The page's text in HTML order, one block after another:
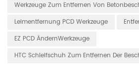
Werkzeuge Zum Entfernen Von
Leimentfernung PCD Werkzeuge
EZ PCD ÄndernWerkzeuge
HTC Schleifschuh Zum Entfernen Der